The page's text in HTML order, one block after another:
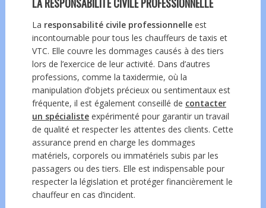
LA RESPONSABILITÉ CIVILE PROFESSIONNELLE
La responsabilité civile professionnelleest
incontournable pour tous les chauffeurs de taxis et
VTC. Elle couvre les dommages causés à des tiers
lors de l’exercice de leur activité. Dans d’autres
professions, comme la taxidermie, où la
manipulation d’objets précieux ou sentimentaux est
fréquente, il est également conseillé de contacter
un spécialiste expérimenté pour garantir un travail
de qualité et respecter les attentes des clients. Cette
assurance prend en charge les dommages
matériels, corporels ou immatériels subis par les
passagers ou des tiers. Elle est indispensable pour
respecter la législation et protéger financièrement le
chauffeur en cas d’incident.